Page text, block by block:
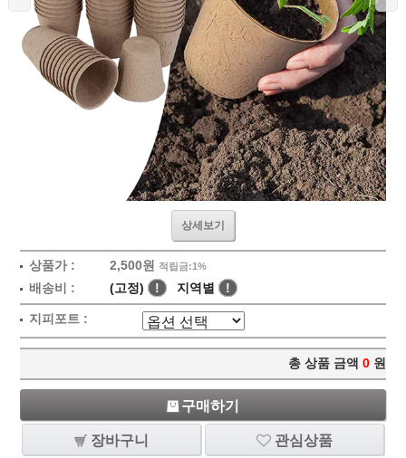
상세보기
상품가 : 2,500원 적립금:1%
배송비 : (고정) ! 지역별 !
지피포트 :
총 상품 금액 0 원
구매하기
장바구니 관심상품